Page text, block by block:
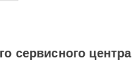
сервисного центра